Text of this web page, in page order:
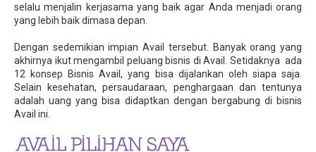
selalu menjalin kerjasama yang baik agar Anda menjadi orang
yang lebih baik dimasa depan.
Dengan sedemikian impian Avail tersebut. Banyak orang yang
akhirnya ikut mengambil peluang bisnis di Avail. Setidaknya ada
12 konsep Bisnis Avail, yang bisa dijalankan oleh siapa saja.
Selain kesehatan, persaudaraan, penghargaan dan tentunya
adalah uang yang bisa didaptkan dengan bergabung di bisnis
Avail ini.